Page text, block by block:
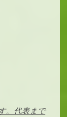
。代表まで